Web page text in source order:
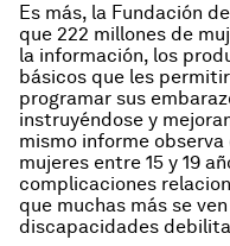
Es más, la Fundación
que 222 millones de
la información, los
básicos que les
programar sus
instruyéndose y
mismo informe
mujeres entre 15 y 19
complicaciones
que muchas más se
discapacidades